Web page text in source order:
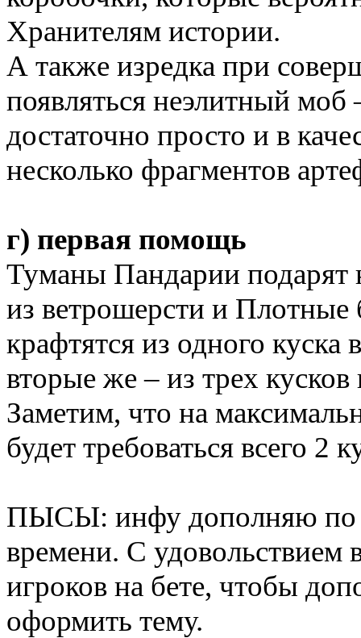
Хранителям истории.
А также изредка при
появляться неэлитный
достаточно просто и в
несколько фрагментов
г) первая помощь
Туманы Пандарии подарят
из ветрошерсти и
крафтятся из одного
вторые же – из трех
Заметим, что на
будет требоваться всего 2
ПЫСЫ: инфу дополняю по
времени. С удовольствием
игроков на бете, чтобы
оформить тему.